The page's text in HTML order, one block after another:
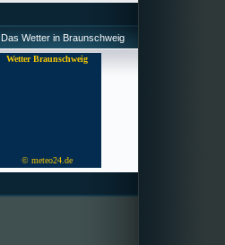
Das Wetter in Braunschweig
Wetter Braunschweig
© meteo24.de